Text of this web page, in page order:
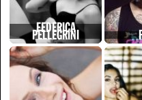
FEDERICA
PELLEGRINI